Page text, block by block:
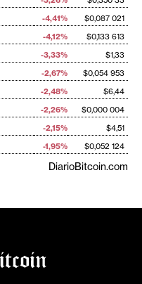
-4,41%
$0,087 021
-4,12%
$0,133 613
-3,33%
$1,33
-2,67%
$0,054 953
-2,48%
$6,44
-2,26%
$0,000 004
-2,15%
$4,51
-1,95% $0,052 124
DiarioBitcoin.com